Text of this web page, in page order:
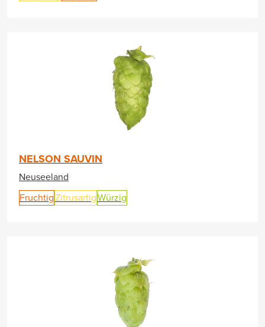
NELSON SAUVIN
Neuseeland
FruchtigZitrusartigWürzig